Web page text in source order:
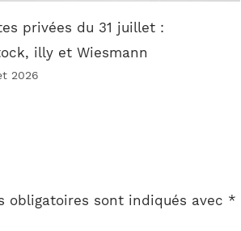
privées du 31 juillet :
illy et Wiesmann
2026
obligatoires sont indiqués avec *